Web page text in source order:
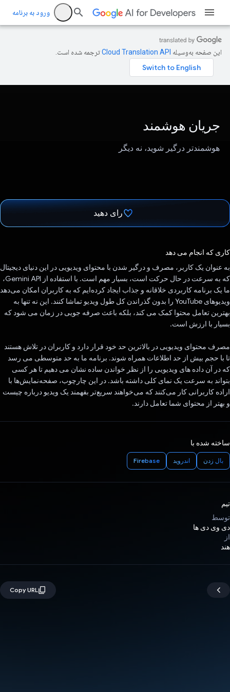
ورود به برنامه
این صفحه به‌وسیله ترجمه شده است.
جریان هوشمند
هوشمندتر درگیر شوید، نه دیگر
رای دهید
کاری که انجام می دهد
به عنوان یک کاربر، مصرف و درگیر شدن با محتوای ویدیویی در این دنیای دیجیتال
که به سرعت در حال حرکت است، بسیار مهم است. با استفاده از Gemini API،
ما یک برنامه کاربردی خلاقانه و جذاب ایجاد کرده‌ایم که به کاربران امکان می‌دهد
ویدیوهای YouTube را بدون گذراندن کل طول ویدیو تماشا کنند. این نه تنها به
بهترین تعامل محتوا کمک می کند، بلکه باعث صرفه جویی در زمان می شود که
بسیار با ارزش است.
مصرف محتوای ویدیویی در بالاترین حد خود قرار دارد و کاربران در تلاش هستند
تا با حجم بیش از حد اطلاعات همراه شوند. برنامه ما به حد متوسطی می رسد
که در آن داده های ویدیویی را از نظر خواندن ساده نشان می دهیم تا هر کسی
بتواند به سرعت یک نمای کلی داشته باشد. در این چارچوب، صفحه‌نمایش‌ها با
اراده کاربرانی کار می‌کنند که می‌خواهند سریع‌تر بفهمند یک ویدیو درباره چیست
و بهتر از محتوای شما تعامل دارند.
ساخته شده با
بال زدن اندروید Firebase
تیم
توسط
دی وی دی ها
از
هند